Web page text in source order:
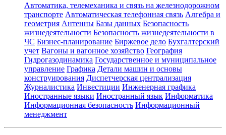
Автоматика, телемеханика и связь на железнодорожном
транспорте Автоматическая телефонная связь Алгебра и
геометрия Антенны Базы данных Безопасность
жизнедеятельности Безопасность жизнедеятельности в
ЧС Бизнес-планирование Биржевое дело Бухгалтерский
учет Вагоны и вагонное хозяйство География
Гидрогазодинамика Государственное и муниципальное
управление Графика Детали машин и основы
конструирования Диспетчерская централизация
Журналистика Инвестиции Инженерная графика
Иностранные языки Иностранный язык Информатика
Информационная безопасность Информационный
менеджмент